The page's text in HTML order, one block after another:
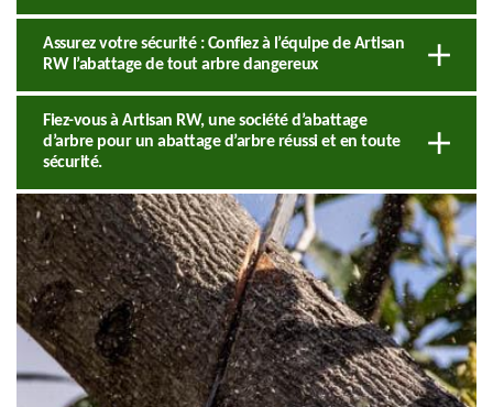
Assurez votre sécurité : Confiez à l’équipe de Artisan
RW l’abattage de tout arbre dangereux
Fiez-vous à Artisan RW, une société d’abattage
d’arbre pour un abattage d’arbre réussi et en toute
sécurité.